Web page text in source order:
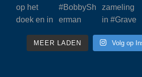
MEER LADEN Volg op